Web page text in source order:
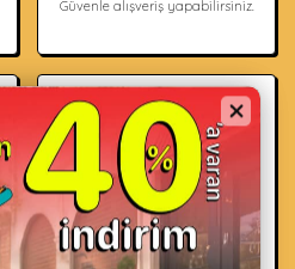
Güvenle alışveriş yapabilirsiniz.
Ücretsiz Kargo
2000 TL ve üzeri
alışverişlerinizde kargo ücreti
ödemezsiniz.